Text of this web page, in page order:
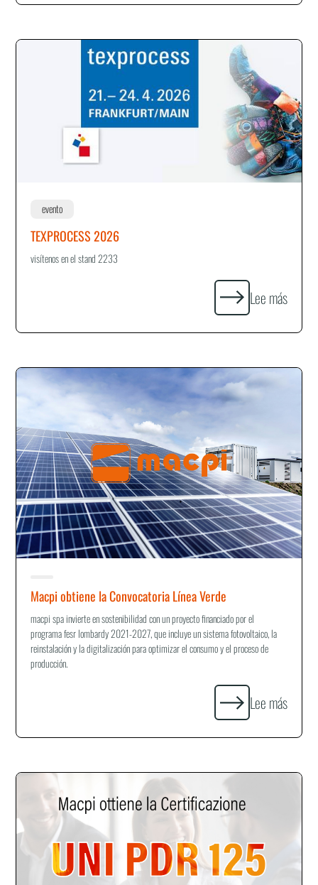
evento
TEXPROCESS 2026
visítenos en el stand 2233
Lee más
Macpi obtiene la Convocatoria Línea Verde
macpi spa invierte en sostenibilidad con un proyecto financiado por el
programa fesr lombardy 2021-2027, que incluye un sistema fotovoltaico, la
reinstalación y la digitalización para optimizar el consumo y el proceso de
producción.
Lee más